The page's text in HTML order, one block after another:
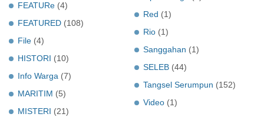
FEATURe (4)
FEATURED (108)
File (4)
HISTORI (10)
Info Warga (7)
MARITIM (5)
MISTERI (21)
Red (1)
Rio (1)
Sanggahan (1)
SELEB (44)
Tangsel Serumpun (152)
Video (1)